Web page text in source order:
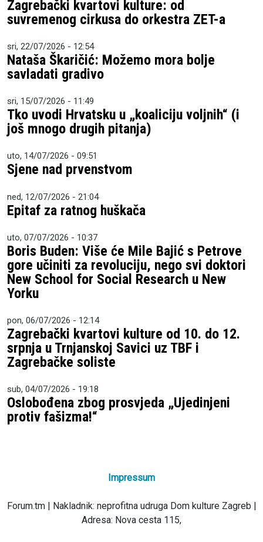
Zagrebački kvartovi kulture: od
suvremenog cirkusa do orkestra ZET-a
sri, 22/07/2026 - 12:54
Nataša Škaričić: Možemo mora bolje
savladati gradivo
sri, 15/07/2026 - 11:49
Tko uvodi Hrvatsku u „koaliciju voljnih“ (i
još mnogo drugih pitanja)
uto, 14/07/2026 - 09:51
Sjene nad prvenstvom
ned, 12/07/2026 - 21:04
Epitaf za ratnog huškača
uto, 07/07/2026 - 10:37
Boris Buden: Više će Mile Bajić s Petrove
gore učiniti za revoluciju, nego svi doktori
New School for Social Research u New
Yorku
pon, 06/07/2026 - 12:14
Zagrebački kvartovi kulture od 10. do 12.
srpnja u Trnjanskoj Savici uz TBF i
Zagrebačke soliste
sub, 04/07/2026 - 19:18
Oslobođena zbog prosvjeda „Ujedinjeni
protiv fašizma!“
Impressum
Forum.tm | Nakladnik: neprofitna udruga Dom kulture Zagreb |
Adresa: Nova cesta 115,